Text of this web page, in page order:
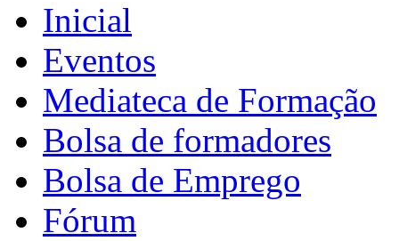
Inicial
Eventos
Mediateca de Formação
Bolsa de formadores
Bolsa de Emprego
Fórum